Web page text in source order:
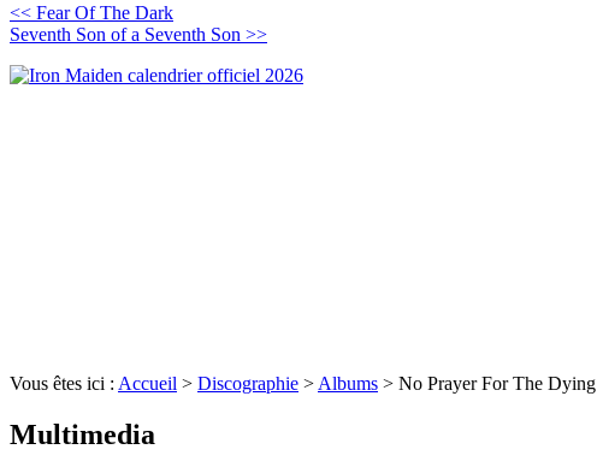
<< Fear Of The Dark
Seventh Son of a Seventh Son >>
Vous êtes ici : Accueil > Discographie > Albums > No Prayer For The Dying
Multimedia